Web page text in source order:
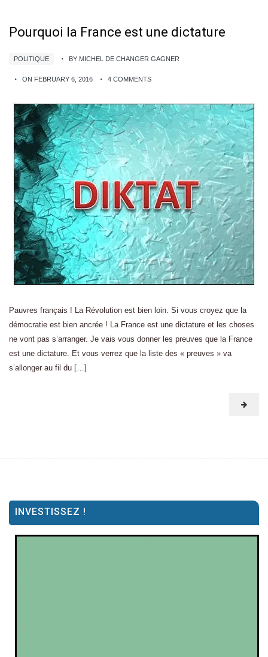
Pourquoi la France est une dictature
POLITIQUE BY MICHEL DE CHANGER GAGNER
ON FEBRUARY 6, 2016 4 COMMENTS
Pauvres français ! La Révolution est bien loin. Si vous croyez que la
démocratie est bien ancrée ! La France est une dictature et les choses
ne vont pas s’arranger. Je vais vous donner les preuves que la France
est une dictature. Et vous verrez que la liste des « preuves » va
s’allonger au fil du […]
INVESTISSEZ !